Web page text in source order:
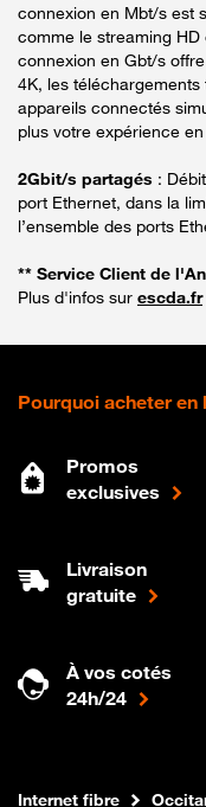
connexion en Mbt/s est
comme le streaming
connexion en Gbt/s
4K, les
appareils connectés
plus votre expérience
2Gbit/s partagés :
port Ethernet, dans la
l’ensemble des ports
** Service Client de
Plus d'infos sur escda.fr
Pourquoi acheter en
Promos
exclusives
Livraison
gratuite
À vos cotés
24h/24
Boutique Orange
Internet fibre